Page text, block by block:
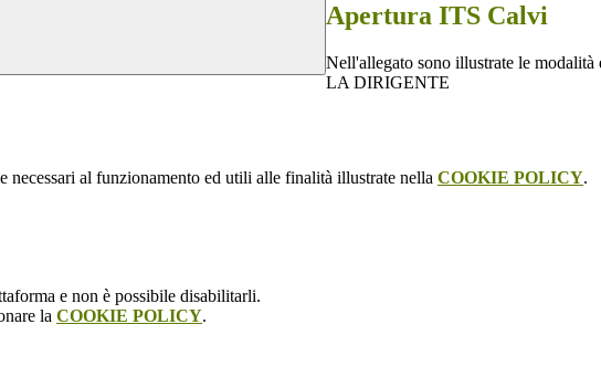
Apertura ITS Calvi
Nell'allegato sono illustrate le modalità
LA DIRIGENTE
al funzionamento ed utili alle finalità illustrate nella COOKIE POLICY.
e non è possibile disabilitarli.
la COOKIE POLICY.